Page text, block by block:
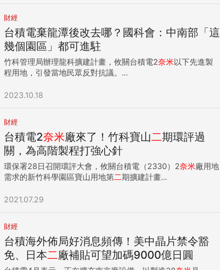
財經
台積電棄龍潭後改去哪？國科會：中南部「這
幾個園區」都可進駐
竹科管理局辦理龍科擴建計畫，攸關台積電2奈米以下先進製
程用地，引發當地民眾反對抗議。...
2023.10.18
財經
台積電2奈米廠來了！竹科寶山二期環評過
關，為高階製程打強心針
環保署28日召開環評大會，攸關台積電（2330）2奈米廠用地
需求的新竹科學園區寶山用地第二期擴建計畫...
2021.07.29
財經
台積海外佈局好消息頻傳！美中晶片禁令豁
免、日本二廠補貼可望加碼9000億日圓